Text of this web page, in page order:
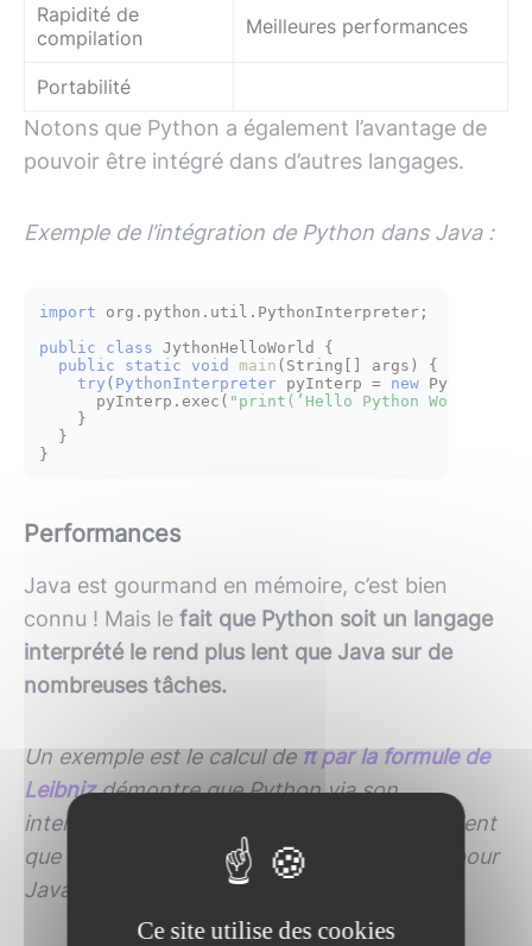
Rapidité de
compilation
Meilleures performances
Portabilité
Notons que Python a également l’avantage de
pouvoir être intégré dans d’autres langages.
Exemple de l’intégration de Python dans Java :
import org.python.util.PythonInterpreter;
public
class JythonHelloWorld
{
public
static void main (String[] args)
{
try ( PythonInterpreter pyInterp = new
      pyInterp.exec(
"print(’Hello Python World!’)"
    }
  }
Performances
Java est gourmand en mémoire, c’est bien
connu ! Mais le fait que Python soit un langage
interprété le rend plus lent que Java sur de
nombreuses tâches.
Un exemple est le calcul deπ par la formule de
Leibnizdémontre que Python via son
interpréteur basique Cpython est bien plus lent
que Java (243.5 ms pour Python et 76 ms pour
Java).
Ce site utilise des cookies